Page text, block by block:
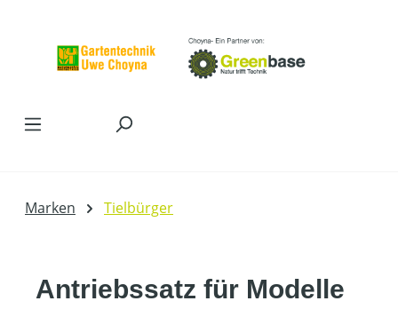
Marken Tielbürger
Antriebssatz für Modelle